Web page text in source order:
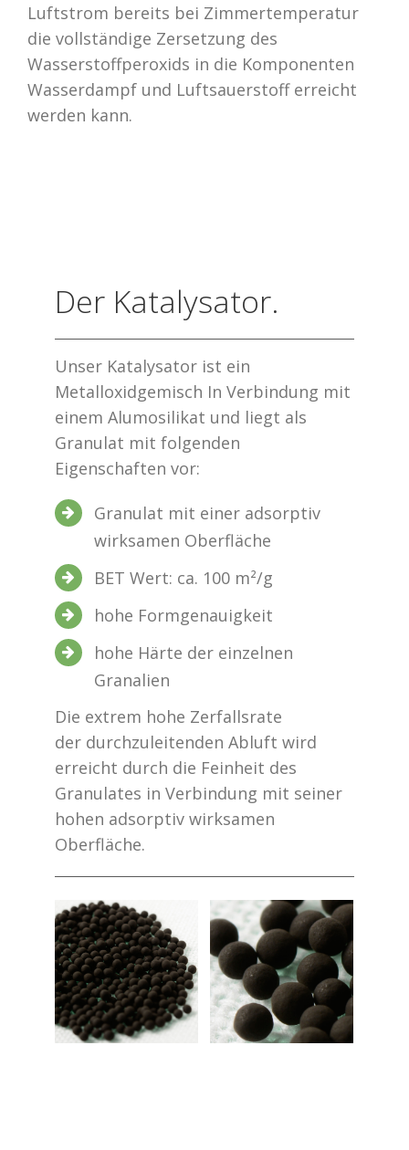
Luftstrom bereits bei Zimmertemperatur
die vollständige Zersetzung des
Wasserstoffperoxids in die Komponenten
Wasserdampf und Luftsauerstoff erreicht
werden kann.
Der Katalysator.
Unser Katalysator ist ein
Metalloxidgemisch In Verbindung mit
einem Alumosilikat und liegt als
Granulat mit folgenden
Eigenschaften vor:
Granulat mit einer adsorptiv
wirksamen Oberfläche
BET Wert: ca. 100 m²/g
hohe Formgenauigkeit
hohe Härte der einzelnen
Granalien
Die extrem hohe Zerfallsrate
der durchzuleitenden Abluft wird
erreicht durch die Feinheit des
Granulates in Verbindung mit seiner
hohen adsorptiv wirksamen
Oberfläche.